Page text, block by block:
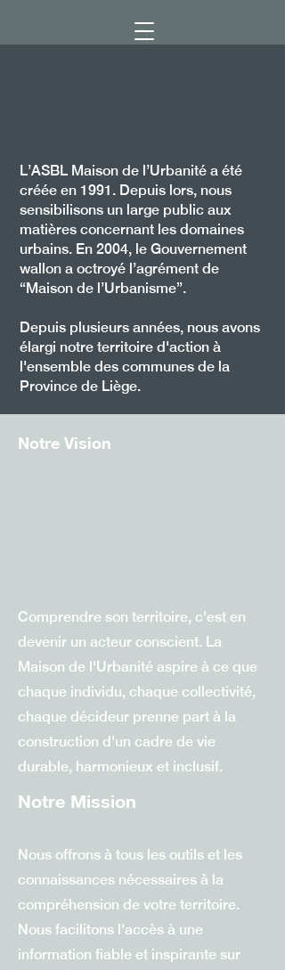
L’ASBL Maison de l’Urbanité a été
créée en 1991. Depuis lors, nous
sensibilisons un large public aux
matières concernant les domaines
urbains. En 2004, le Gouvernement
wallon a octroyé l’agrément de
“Maison de l’Urbanisme”.
Depuis plusieurs années, nous avons
élargi notre territoire d'action à
l'ensemble des communes de la
Province de Liège.
Notre Vision
Comprendre son territoire, c'est en
devenir un acteur conscient. La
Maison de l'Urbanité aspire à ce que
chaque individu, chaque collectivité,
chaque décideur prenne part à la
construction d'un cadre de vie
durable, harmonieux et inclusif.
Notre Mission
Nous offrons à tous les outils et les
connaissances nécessaires à la
compréhension de votre territoire.
Nous facilitons l'accès à une
information fiable et inspirante sur